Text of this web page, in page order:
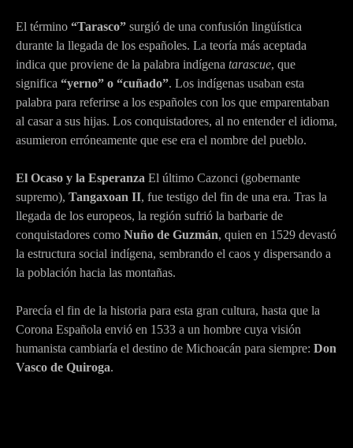
El término “Tarasco” surgió de una confusión lingüística
durante la llegada de los españoles. La teoría más aceptada
indica que proviene de la palabra indígena tarascue, que
significa “yerno” o “cuñado”. Los indígenas usaban esta
palabra para referirse a los españoles con los que emparentaban
al casar a sus hijas. Los conquistadores, al no entender el idioma,
asumieron erróneamente que ese era el nombre del pueblo.
El Ocaso y la Esperanza El último Cazonci (gobernante
supremo), Tangaxoan II, fue testigo del fin de una era. Tras la
llegada de los europeos, la región sufrió la barbarie de
conquistadores como Nuño de Guzmán, quien en 1529 devastó
la estructura social indígena, sembrando el caos y dispersando a
la población hacia las montañas.
Parecía el fin de la historia para esta gran cultura, hasta que la
Corona Española envió en 1533 a un hombre cuya visión
humanista cambiaría el destino de Michoacán para siempre: Don
Vasco de Quiroga.